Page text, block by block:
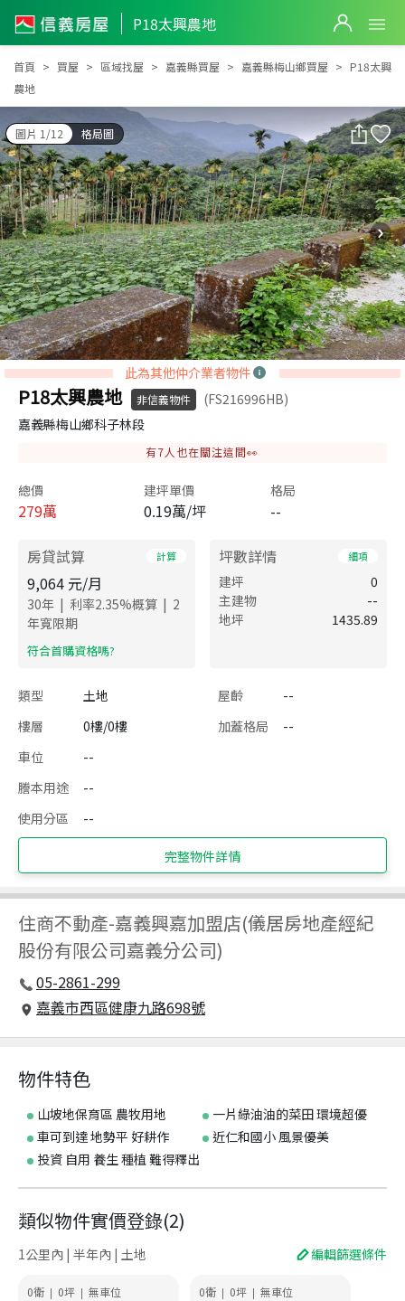
P18太興農地
P18太興農地
首頁 買屋 區域找屋 嘉義縣買屋 嘉義縣梅山鄉買屋
P18太興
農地
圖片 1/12 格局圖
此為其他仲介業者物件
P18太興農地 非信義物件
(FS216996HB)
嘉義縣梅山鄉科子林段
有7人也在關注這間👀
總價
279萬
建坪單價
0.19萬/坪
格局
--
房貸試算 計算
9,064 元/月
30年 | 利率2.35%概算 | 2
年寬限期
​符合首購資格嗎?
坪數詳情 細項
建坪
0
主建物
--
地坪
1435.89
類型 土地 屋齡
--
樓層
0樓/0樓 加蓋格局
--
車位
--
謄本用途
--
使用分區
--
完整物件詳情
住商不動產-嘉義興嘉加盟店(儀居房地產經紀
股份有限公司嘉義分公司)
05-2861-299
嘉義市西區健康九路698號
物件特色
山坡地保育區 農牧用地
一片綠油油的菜田 環境超優
車可到達 地勢平 好耕作
近仁和國小 風景優美
投資 自用 養生 種植 難得釋出
類似物件實價登錄(2)
1公里內 | 半年內 | 土地 編輯篩選條件
0衛 | 0坪 | 無車位 0衛 | 0坪 | 無車位